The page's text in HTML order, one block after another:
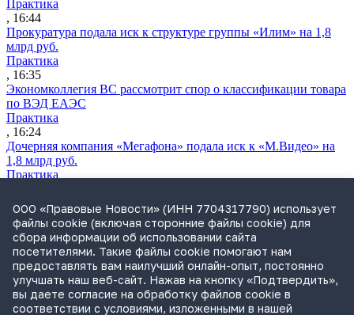
Практика
, 16:44
Прокуратура подала иск к структуре группы «Илим» на 1,8
млрд руб.
Практика
, 16:35
Экономколлегия ВС рассмотрит спор о классификации товара
по ВЭД ЕАЭС
Практика
, 16:24
Дочерняя компания «Мегафона» подала иск к «М.Видео» на
1,8 млрд руб.
Практика
СИП проверит отмену патента на систему управления
устройствами после возражений «Яндекса»
Практика
, 15:17
Суды 10 стран рассматривают иски российской «дочки»
Google о возврате дивидендов
Международная практика
, 14:09
ООО «Правовые Новости» (ИНН 7704317790) использует
файлы cookie (включая сторонние файлы cookie) для
сбора информации об использовании сайта
посетителями. Такие файлы cookie помогают нам
предоставлять вам наилучший онлайн-опыт, постоянно
улучшать наш веб-сайт. Нажав на кнопку «Подтвердить»,
вы даете согласие на обработку файлов cookie в
соответствии с условиями, изложенными в нашей